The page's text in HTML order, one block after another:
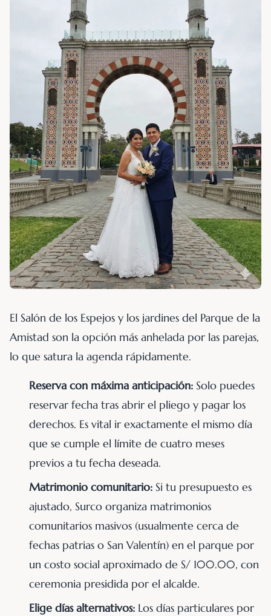
El Salón de los Espejos y los jardines del Parque de la
Amistad son la opción más anhelada por las parejas,
lo que satura la agenda rápidamente.
Reserva con máxima anticipación: Solo puedes
reservar fecha tras abrir el pliego y pagar los
derechos. Es vital ir exactamente el mismo día
que se cumple el límite de cuatro meses
previos a tu fecha deseada.
Matrimonio comunitario: Si tu presupuesto es
ajustado, Surco organiza matrimonios
comunitarios masivos (usualmente cerca de
fechas patrias o San Valentín) en el parque por
un costo social aproximado de S/ 100.00, con
ceremonia presidida por el alcalde.
Elige días alternativos: Los días particulares por